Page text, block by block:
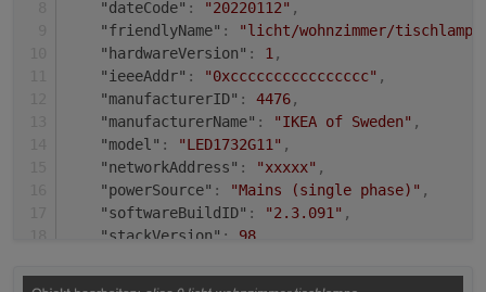
"dateCode" : "20220112" ,
"friendlyName" :
"licht/wohnzimmer/
"hardwareVersion" : 1 ,
"ieeeAddr" : "0xcccccccccccccccc" ,
"manufacturerID" : 4476,
"manufacturerName" : "IKEA of Sweden" ,
"model" : "LED1732G11" ,
"networkAddress" : "xxxxx" ,
"powerSource" : "Mains (single phase)" ,
"softwareBuildID" : "2.3.091" ,
"stackVersion" : 98
"zclVersion": 2